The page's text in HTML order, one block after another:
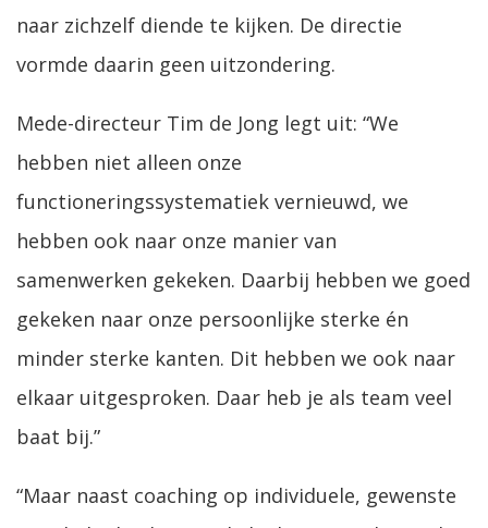
naar zichzelf diende te kijken. De directie
vormde daarin geen uitzondering.
Mede-directeur Tim de Jong legt uit: “We
hebben niet alleen onze
functioneringssystematiek vernieuwd, we
hebben ook naar onze manier van
samenwerken gekeken. Daarbij hebben we goed
gekeken naar onze persoonlijke sterke én
minder sterke kanten. Dit hebben we ook naar
elkaar uitgesproken. Daar heb je als team veel
baat bij.”
“Maar naast coaching op individuele, gewenste